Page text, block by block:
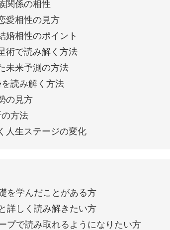
関係の相性
愛相性の見方
婚相性のポイント
術で読み解く方法
未来予測の方法
読み解く方法
の見方
方法
人生ステージの変化
を学んだことがある方
詳しく読み解きたい方
プで読み取れるようになりたい方